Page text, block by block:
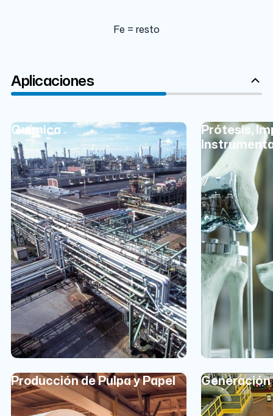
Fe = resto
Aplicaciones
Química
Prótesis,
Producción de Pulpa y Papel